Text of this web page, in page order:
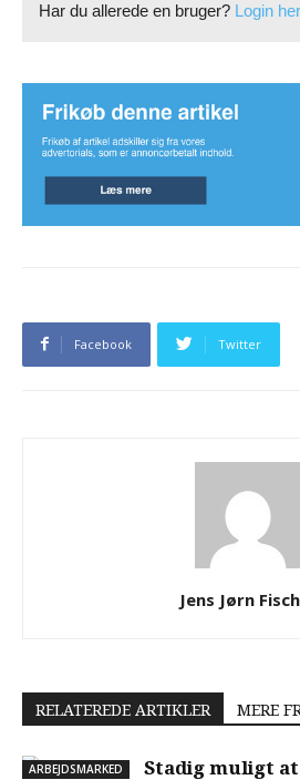
Har du allerede en bruger? Login her
Facebook Twitter
Jens Jørn
RELATEREDE ARTIKLER MERE
ARBEJDSMARKED
Stadig muligt